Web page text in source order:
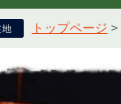
トップページ >